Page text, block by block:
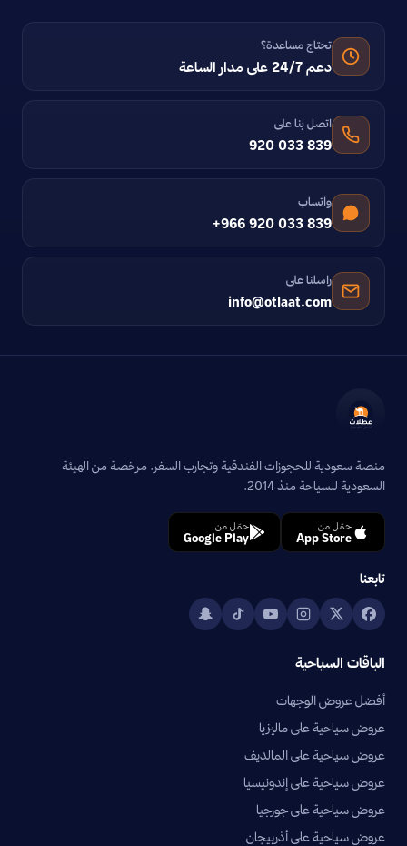
تحتاج مساعدة؟
دعم 24/7 على مدار الساعة
اتصل بنا على
920 033 839
واتساب
+966 920 033 839
راسلنا على
info@otlaat.com
منصة سعودية للحجوزات الفندقية وتجارب السفر. مرخصة من الهيئة
السعودية للسياحة منذ 2014.
حمّل من
App Store
حمّل من
Google Play
تابعنا
الباقات السياحية
أفضل عروض الوجهات
عروض سياحية على ماليزيا
عروض سياحية على المالديف
عروض سياحية على إندونيسيا
عروض سياحية على جورجيا
عروض سياحية على أذربيجان